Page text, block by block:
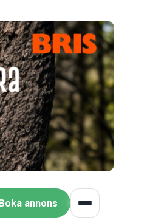
annons